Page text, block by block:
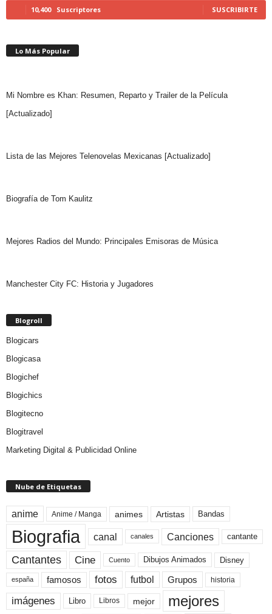
10,400 Suscriptores SUSCRIBIRTE
Lo Más Popular
Mi Nombre es Khan: Resumen, Reparto y Trailer de la Película
[Actualizado]
Lista de las Mejores Telenovelas Mexicanas [Actualizado]
Biografía de Tom Kaulitz
Mejores Radios del Mundo: Principales Emisoras de Música
Manchester City FC: Historia y Jugadores
Blogroll
Blogicars
Blogicasa
Blogichef
Blogichics
Blogitecno
Blogitravel
Marketing Digital & Publicidad Online
Nube de Etiquetas
anime Anime / Manga animes Artistas Bandas
Biografia canal canales Canciones cantante
Cantantes Cine Cuento Dibujos Animados Disney
españa famosos fotos futbol Grupos historia
imágenes Libro Libros mejor mejores